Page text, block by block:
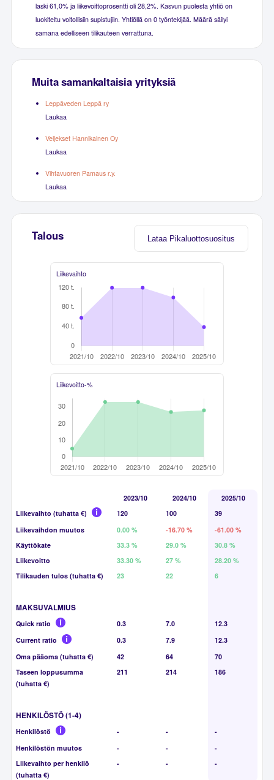
laski 61,0% ja liikevoittoprosentti oli 28,2%. Kasvun puolesta yhtiö on
luokiteltu voitollisiin supistujiin. Yhtiöllä on 0 työntekijää. Määrä säilyi
samana edelliseen tilikauteen verrattuna.
Muita samankaltaisia yrityksiä
Leppäveden Leppä ry
Laukaa
Veljekset Hannikainen Oy
Laukaa
Vihtavuoren Pamaus r.y.
Laukaa
Lataa Pikaluottosuositus
Talous
Liikevaihto
Liikevoitto-%
2023/10 2024/10
2025/10
Liikevaihto (tuhatta €)
120 100
39
Liikevaihdon muutos
0.00 % -16.70 %
-61.00 %
Käyttökate
33.3 % 29.0 %
30.8 %
Liikevoitto
33.30 % 27 %
28.20 %
Tilikauden tulos (tuhatta €)
23 22 6
MAKSUVALMIUS
Quick ratio 0.3 7.0
12.3
Current ratio
0.3 7.9
12.3
Oma pääoma (tuhatta €)
42 64
70
Taseen loppusumma
(tuhatta €)
211 214 186
HENKILÖSTÖ (1-4)
Henkilöstö - -
-
Henkilöstön muutos
- -
-
Liikevaihto per henkilö
(tuhatta €)
- - -